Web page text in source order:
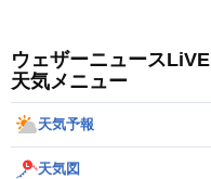
ウェザーニュースLiVE
天気メニュー
天気予報
天気図